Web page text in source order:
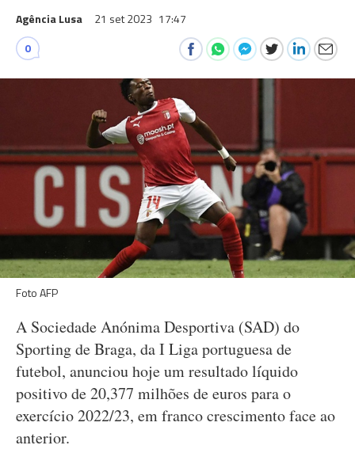
Agência Lusa 21 set 2023 17:47
0
Foto AFP
A Sociedade Anónima Desportiva (SAD) do
Sporting de Braga, da I Liga portuguesa de
futebol, anunciou hoje um resultado líquido
positivo de 20,377 milhões de euros para o
exercício 2022/23, em franco crescimento face ao
anterior.